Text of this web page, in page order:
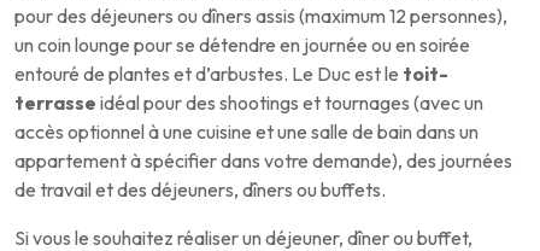
pour des déjeuners ou dîners assis (maximum 12 personnes),
un coin lounge pour se détendre en journée ou en soirée
entouré de plantes et d’arbustes. Le Duc est le toit-
terrasse idéal pour des shootings et tournages (avec un
accès optionnel à une cuisine et une salle de bain dans un
appartement à spécifier dans votre demande), des journées
de travail et des déjeuners, dîners ou buffets.
Si vous le souhaitez réaliser un déjeuner, dîner ou buffet,